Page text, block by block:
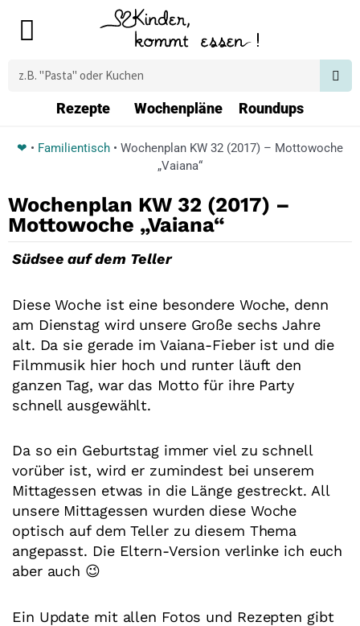
Main
Suche
Rezepte Wochenpläne Roundups
❤ • Familientisch • Wochenplan KW 32 (2017) – Mottowoche
„Vaiana“
Wochenplan KW 32 (2017) –
Mottowoche „Vaiana“
Südsee auf dem Teller
Diese Woche ist eine besondere Woche, denn
am Dienstag wird unsere Große sechs Jahre
alt. Da sie gerade im Vaiana-Fieber ist und die
Filmmusik hier hoch und runter läuft den
ganzen Tag, war das Motto für ihre Party
schnell ausgewählt.
Da so ein Geburtstag immer viel zu schnell
vorüber ist, wird er zumindest bei unserem
Mittagessen etwas in die Länge gestreckt. All
unsere Mittagessen wurden diese Woche
optisch auf dem Teller zu diesem Thema
angepasst. Die Eltern-Version verlinke ich euch
aber auch 😉
Ein Update mit allen Fotos und Rezepten gibt